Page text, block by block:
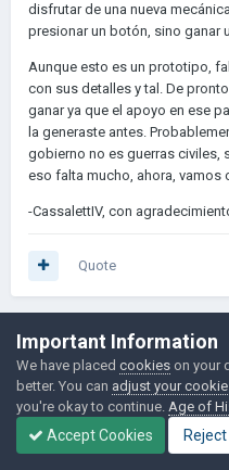
disfrutar de una nueva
presionar un botón, sino ganar
Aunque esto es un prototipo,
con sus detalles y tal. De
ganar ya que el apoyo en ese
la generaste antes.
gobierno no es guerras civiles,
eso falta mucho, ahora,
-CassalettIV, con
Quote
Muy pero muy bueno!
Important Information
We have placed cookies on your
better. You can adjust your
you're okay to continue. Age of
Accept Cookies